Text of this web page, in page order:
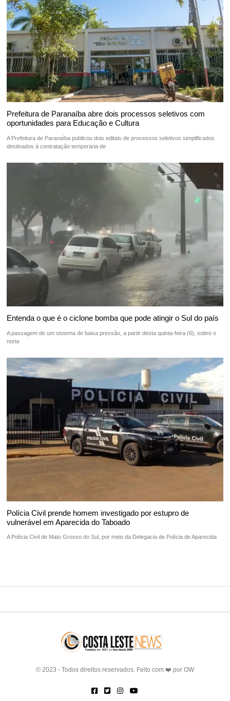
Prefeitura de Paranaíba abre dois processos seletivos com
oportunidades para Educação e Cultura
A Prefeitura de Paranaíba publicou dois editais de processos seletivos simplificados
destinados à contratação temporária de
Entenda o que é o ciclone bomba que pode atingir o Sul do país
A passagem de um sistema de baixa pressão, a partir desta quinta-feira (6), sobre o
norte
Polícia Civil prende homem investigado por estupro de
vulnerável em Aparecida do Taboado
A Polícia Civil de Mato Grosso do Sul, por meio da Delegacia de Polícia de Aparecida
© 2023 - Todos direitos reservados. Feito com ❤️ por OW